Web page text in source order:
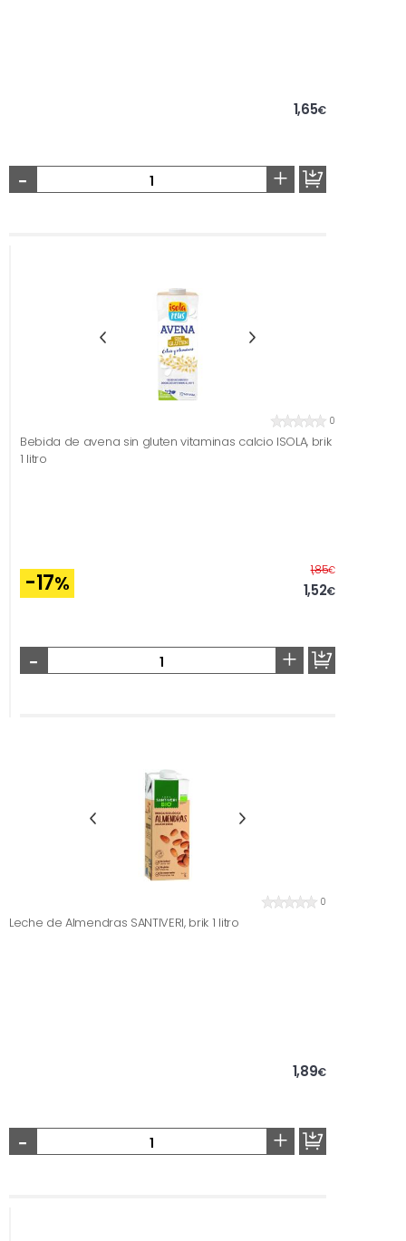
1,65€
- +
0
Bebida de avena sin gluten vitaminas calcio ISOLA, brik
1 litro
-17%
1,85€Before
1,52€
- +
0
Leche de Almendras SANTIVERI, brik 1 litro
1,89€
- +